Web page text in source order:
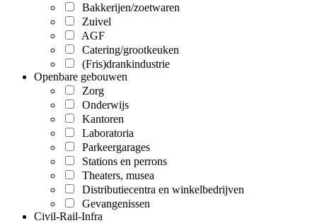
Bakkerijen/zoetwaren
Zuivel
AGF
Catering/grootkeuken
(Fris)drankindustrie
Openbare gebouwen
Zorg
Onderwijs
Kantoren
Laboratoria
Parkeergarages
Stations en perrons
Theaters, musea
Distributiecentra en winkelbedrijven
Gevangenissen
Civil-Rail-Infra